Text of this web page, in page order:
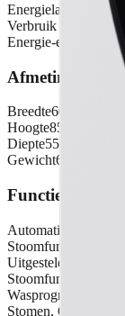
Energielabel
Verbruik per 100
Energie-efficiëntie
Afmetingen &
Breedte600 mm
Hoogte850 mm
Diepte550 mm
Gewicht65 kg
Functies
Automatisch doseren
Stoomfunctie
Uitgestelde start
Stoomfuncties
Wasprogramma's
Stomen, Quick